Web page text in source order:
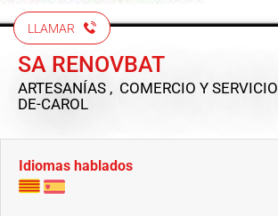
LLAMAR
SA RENOVBAT
ARTESANÍAS , COMERCIO Y SERVICIO
DE-CAROL
Idiomas hablados